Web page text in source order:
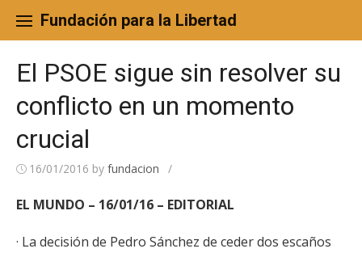
content
Fundación para la Libertad
El PSOE sigue sin resolver su
conflicto en un momento
crucial
16/01/2016 by fundacion /
EL MUNDO – 16/01/16 – EDITORIAL
· La decisión de Pedro Sánchez de ceder dos escaños